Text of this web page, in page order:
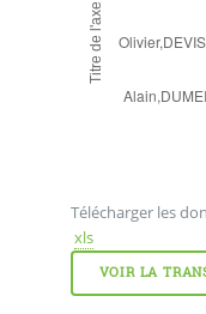
xls
VOIR LA